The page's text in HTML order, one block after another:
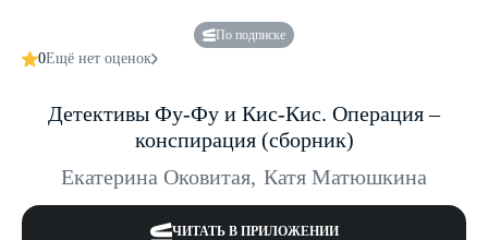
По подписке
0Ещё нет оценок
Детективы Фу-Фу и Кис-Кис. Операция –
конспирация (сборник)
Екатерина Оковитая, Катя Матюшкина
ЧИТАТЬ В ПРИЛОЖЕНИИ